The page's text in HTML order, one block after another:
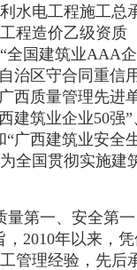
水电工程施工总
程造价乙级资质
“全国建筑业AAA
治区守合同重信
西质量管理先进
建筑业企业50强
“广西建筑业安全
全国贯彻实施建
量第一、安全第
，2010年以来，
管理经验，先后